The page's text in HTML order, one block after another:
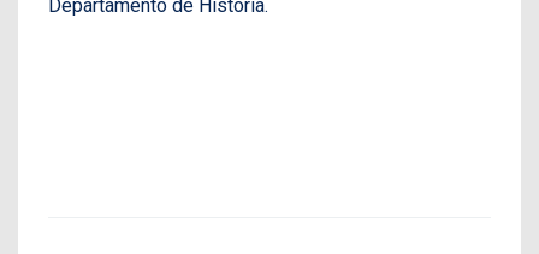
Departamento de Historia.